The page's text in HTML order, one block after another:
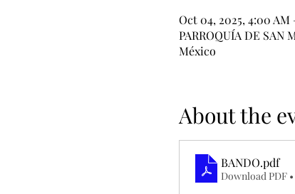
Oct 04, 2025, 4:00 AM
PARROQUÍA DE SAN
México
About the
BANDO.pdf
Download PDF •